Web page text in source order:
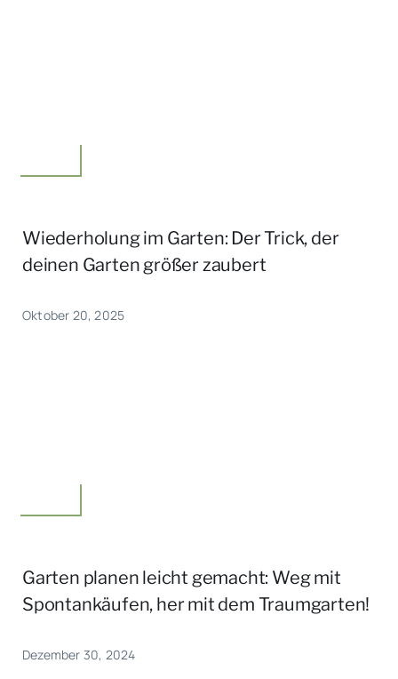
Wiederholung im Garten: Der Trick, der
deinen Garten größer zaubert
Oktober 20, 2025
Garten planen leicht gemacht: Weg mit
Spontankäufen, her mit dem Traumgarten!
Dezember 30, 2024